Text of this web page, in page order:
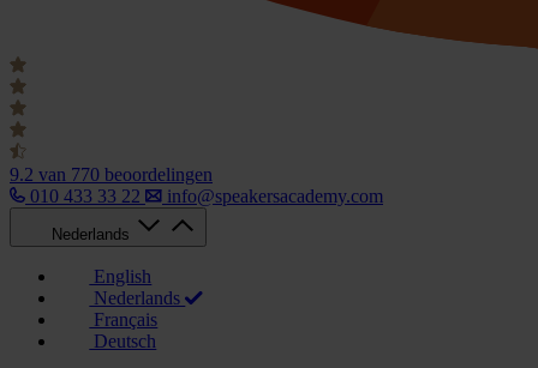
9.2 van 770 beoordelingen
010 433 33 22
info@speakersacademy.com
Nederlands
English
Nederlands
Français
Deutsch